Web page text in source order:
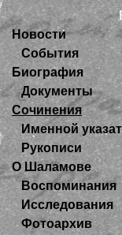
Новости
События
Биография
Документы
Сочинения
Именной
Рукописи
О Шаламове
Воспоминания
Исследования
Фотоархив